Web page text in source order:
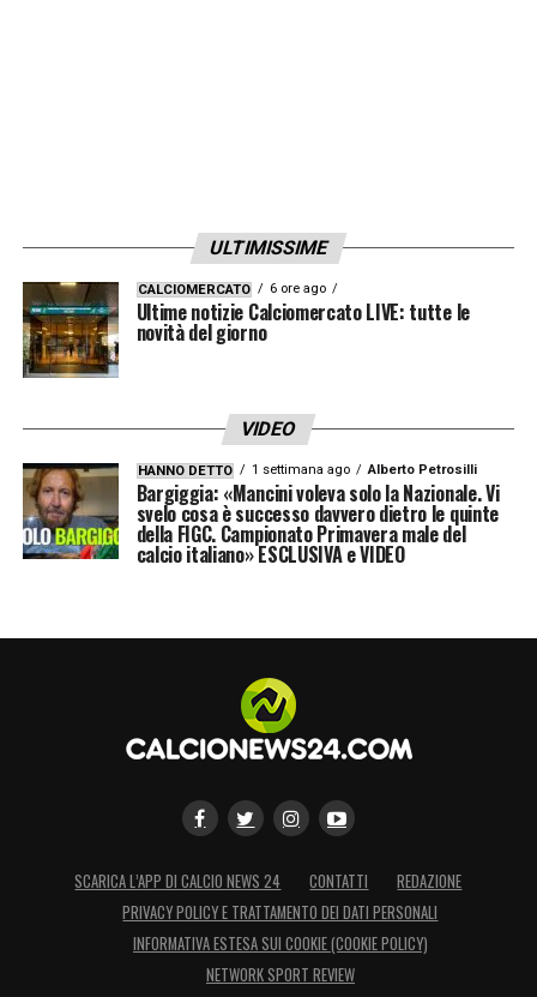
ULTIMISSIME
CALCIOMERCATO 6 ore ago
Ultime notizie Calciomercato LIVE: tutte le
novità del giorno
VIDEO
HANNO DETTO 1 settimana ago Alberto Petrosilli
Bargiggia: «Mancini voleva solo la Nazionale. Vi
svelo cosa è successo davvero dietro le quinte
della FIGC. Campionato Primavera male del
calcio italiano» ESCLUSIVA e VIDEO
SCARICA L’APP DI CALCIO NEWS 24 CONTATTI
REDAZIONE
PRIVACY POLICY E TRATTAMENTO DEI DATI PERSONALI
INFORMATIVA ESTESA SUI COOKIE (COOKIE POLICY)
NETWORK SPORT REVIEW